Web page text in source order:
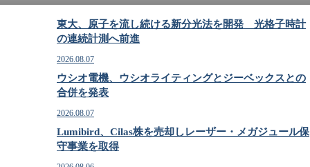
東大、原子を流し続ける新分光法を開発 光格子時計
の連続計測へ前進
2026.08.07
ウシオ電機、ウシオライティングとジーベックスとの
合併を発表
2026.08.07
Lumibird、Cilas株を売却しレーザー・メガジュール保
守事業を取得